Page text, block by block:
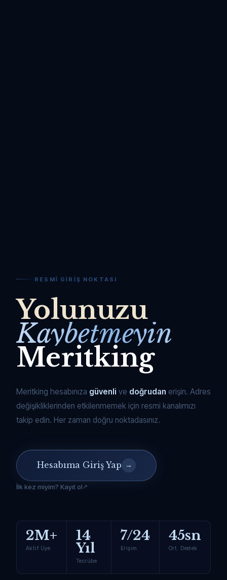
RESMI GIRIŞ NOKTASI
Yolunuzu
Kaybetmeyin
Meritking
Meritking hesabınıza güvenli ve doğrudan erişin. Adres
değişikliklerinden etkilenmemek için resmi kanalımızı
takip edin. Her zaman doğru noktadasınız.
Hesabıma Giriş Yap →
İlk kez miyim? Kayıt ol
2M+
Aktif Üye
14
Yıl
Tecrübe
7/24
Erişim
45sn
Ort. Destek